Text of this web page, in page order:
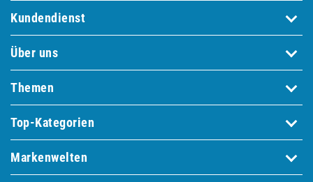
Kundendienst
Über uns
Themen
Top-Kategorien
Markenwelten